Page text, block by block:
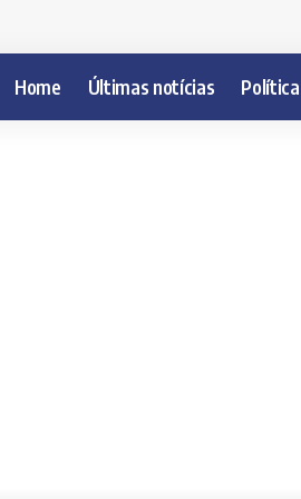
Home Últimas notícias Política